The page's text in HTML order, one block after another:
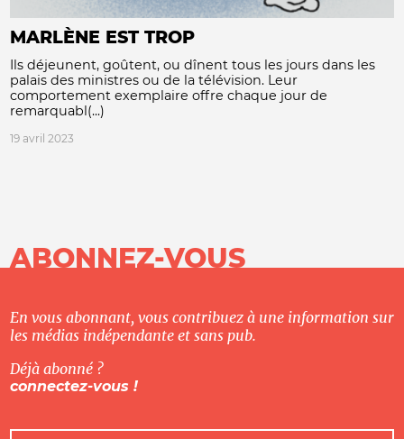
MARLÈNE EST TROP
Ils déjeunent, goûtent, ou dînent tous les jours dans les
palais des ministres ou de la télévision. Leur
comportement exemplaire offre chaque jour de
remarquabl(...)
19 avril 2023
ABONNEZ-VOUS
En vous abonnant, vous contribuez à une information sur
les médias indépendante et sans pub.
Déjà abonné ?
connectez-vous !